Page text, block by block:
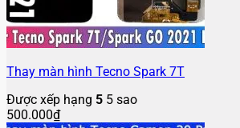
Thay màn hình Tecno Spark 7T
Được xếp hạng 5 5 sao
500.000₫